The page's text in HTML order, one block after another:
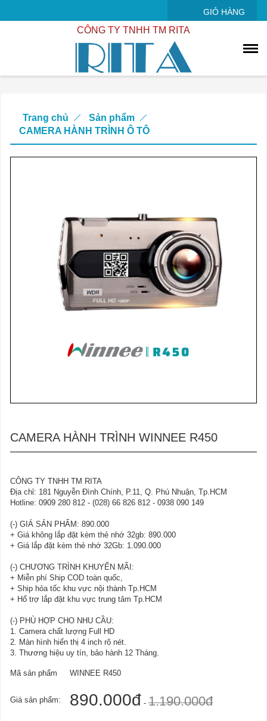
GIỎ HÀNG
CÔNG TY TNHH TM RITA
Trang chủ
Sản phẩm
CAMERA HÀNH TRÌNH Ô TÔ
CAMERA HÀNH TRÌNH WINNEE R450
CÔNG TY TNHH TM RITA
Địa chỉ: 181 Nguyễn Đình Chính, P.11, Q. Phú Nhuận, Tp.HCM
Hotline: 0909 280 812 - (028) 66 826 812 - 0938 090 149
(-) GIÁ SẢN PHẨM: 890.000
+ Giá không lắp đặt kèm thẻ nhớ 32gb: 890.000
+ Giá lắp đặt kèm thẻ nhớ 32Gb: 1.090.000
(-) CHƯƠNG TRÌNH KHUYẾN MÃI:
+ Miễn phí Ship COD toàn quốc,
+ Ship hỏa tốc khu vực nội thành Tp.HCM
+ Hổ trợ lắp đặt khu vực trung tâm Tp.HCM
(-) PHÙ HỢP CHO NHU CẦU:
1. Camera chất lượng Full HD
2. Màn hình hiển thị 4 inch rõ nét.
3. Thương hiệu uy tín, bảo hành 12 Tháng.
Mã sản phẩm WINNEE R450
Giá sản phẩm: 890.000đ -1.190.000đ